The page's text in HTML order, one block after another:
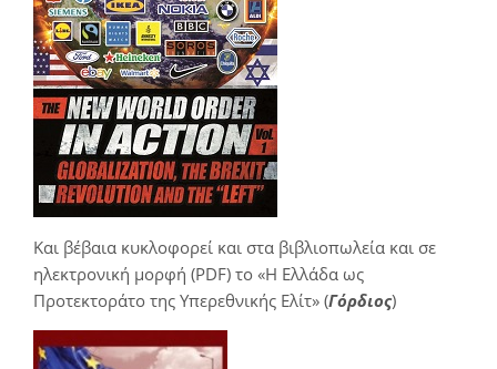
Και βέβαια κυκλοφορεί και στα βιβλιοπωλεία και σε
ηλεκτρονική μορφή (PDF) το «Η Ελλάδα ως
Προτεκτοράτο της Υπερεθνικής Ελίτ» (Γόρδιος)